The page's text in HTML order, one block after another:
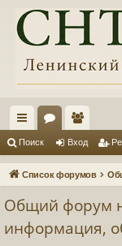
с
ы ум
ол
ьз
ел
Поиск Вход
Список форумов
Общий форум
информация,